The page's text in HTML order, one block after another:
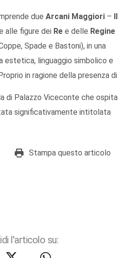
due Arcani Maggiori –
alle figure dei Re e delle Regine
Spade e Bastoni), in una
estetica, linguaggio simbolico e
in ragione della presenza di
di Palazzo Viceconte che ospita
significativamente intitolata
Stampa questo articolo
l'articolo su: